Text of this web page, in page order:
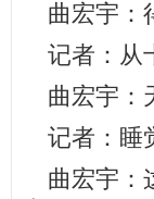
曲宏宇：
记者：从
曲宏宇：
记者：睡
曲宏宇：